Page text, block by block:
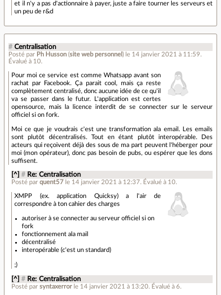
et il n'y a pas d'actionnaire à payer, juste a faire tourner les serveurs et
un peu de r&d
# Centralisation
Posté par Ph Husson (site web personnel ) le 14 janvier 2021 à 11:59.
Évalué à 10.
Pour moi ce service est comme Whatsapp avant son
rachat par Facebook. Ça parait cool, mais ça reste
complètement centralisé, donc aucune idée de ce qu'il
va se passer dans le futur. L'application est certes
opensource, mais la licence interdit de se connecter sur le serveur
officiel si on fork.
Moi ce que je voudrais c'est une transformation ala email. Les emails
sont plutôt décentralisés. Tout en étant plutôt interopérable. Des
acteurs qui reçoivent déjà des sous de ma part peuvent l'héberger pour
moi (mon opérateur), donc pas besoin de pubs, ou espérer que les dons
suffisent.
[^] # Re: Centralisation
Posté parquent57 le 14 janvier 2021 à 12:37. Évalué à 10.
XMPP (ex. application Quicksy) a l'air de
correspondre à ton cahier des charges
autoriser à se connecter au serveur officiel si on
fork
fonctionnement ala mail
décentralisé
interopérable (c'est un standard)
;)
[^] # Re: Centralisation
Posté parsyntaxerror le 14 janvier 2021 à 13:20. Évalué à6.